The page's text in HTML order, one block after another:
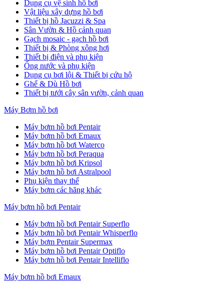
Dụng cụ vệ sinh hồ bơi
Vật liệu xây dựng hồ bơi
Thiết bị hồ Jacuzzi & Spa
Sân Vườn & Hồ cảnh quan
Gạch mosaic - gạch hồ bơi
Thiết bị & Phòng xông hơi
Thiết bị điện và phụ kiện
Ống nước và phụ kiện
Dụng cụ bơi lội & Thiết bị cứu hộ
Ghế & Dù Hồ bơi
Thiết bị tưới cây sân vườn, cảnh quan
Máy Bơm hồ bơi
Máy bơm hồ bơi Pentair
Máy bơm hồ bơi Emaux
Máy bơm hồ bơi Waterco
Máy bơm hồ bơi Peraqua
Máy bơm hồ bơi Kripsol
Máy bơm hồ bơi Astralpool
Phụ kiện thay thế
Máy bơm các hãng khác
Máy bơm hồ bơi Pentair
Máy bơm hồ bơi Pentair Superflo
Máy bơm hồ bơi Pentair Whisperflo
Máy bơm Pentair Supermax
Máy bơm hồ bơi Pentair Optiflo
Máy bơm hồ bơi Pentair Intelliflo
Máy bơm hồ bơi Emaux